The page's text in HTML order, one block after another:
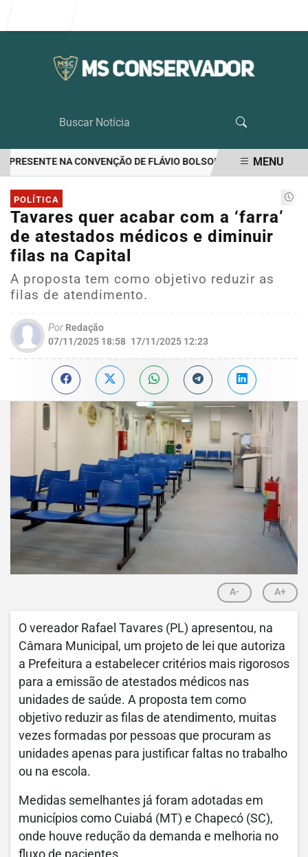
NA CONVENÇÃO DE FLÁVIO BOLSONARO RIEDEL
EM ALTA
MENU
POLÍTICA
Tavares quer acabar com a ‘farra’
de atestados médicos e diminuir
filas na Capital
A proposta tem como objetivo reduzir as
filas de atendimento.
Por Redação
07/11/2025 18:58 17/11/2025 12:23
A- A+
O vereador Rafael Tavares (PL) apresentou, na
Câmara Municipal, um projeto de lei que autoriza
a Prefeitura a estabelecer critérios mais rigorosos
para a emissão de atestados médicos nas
unidades de saúde. A proposta tem como
objetivo reduzir as filas de atendimento, muitas
vezes formadas por pessoas que procuram as
unidades apenas para justificar faltas no trabalho
ou na escola.
Medidas semelhantes já foram adotadas em
municípios como Cuiabá (MT) e Chapecó (SC),
onde houve redução da demanda e melhoria no
fluxo de pacientes.